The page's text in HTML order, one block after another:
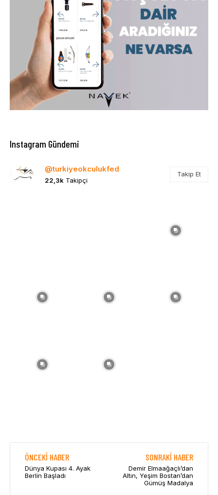
Instagram Gündemi
@turkiyeokculukfed
22,3k Takipçi
Takip Et
ÖNCEKI HABER
Dünya Kupası 4. Ayak
Berlin Başladı
SONRAKI HABER
Demir Elmaağaçlı’dan
Altın, Yeşim Bostan’dan
Gümüş Madalya